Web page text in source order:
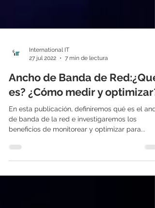
27 jul 2022
7 min de lectura
Ancho de Banda de Red:¿Qué
es? ¿Cómo medir y optimizar?
En esta publicación, definiremos qué es el
beneficios de monitorear y optimizar para...